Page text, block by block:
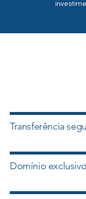
Transferência
Domínio exclusivo